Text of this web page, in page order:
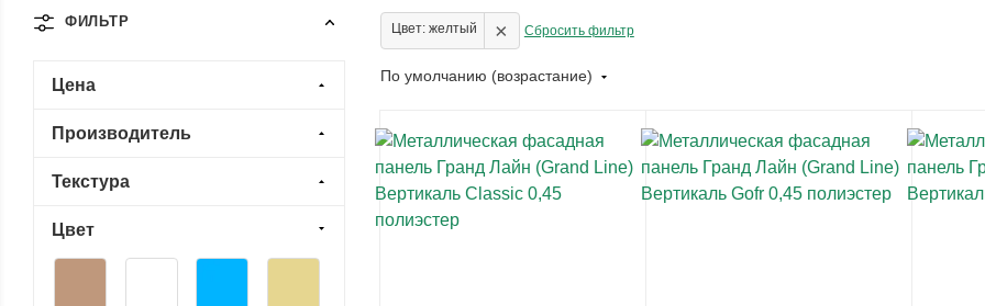
Цвет: желтый × Сбросить фильтр
По умолчанию (возрастание)
ФИЛЬТР
Цена
Производитель
Текстура
Цвет